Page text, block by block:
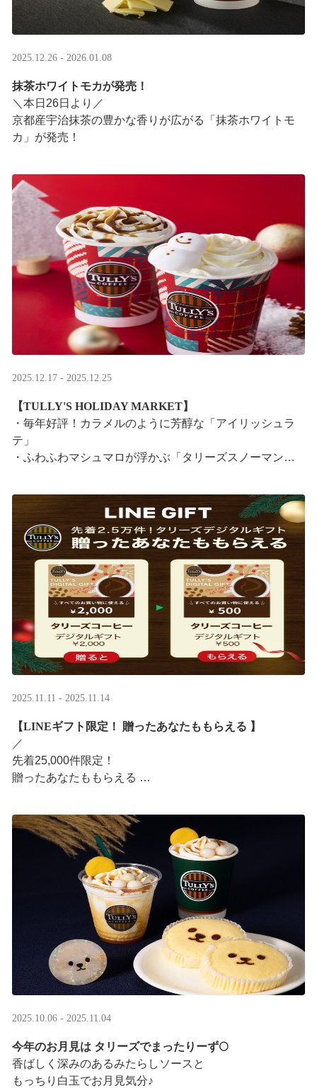
2025.12.26 - 2026.01.08
抹茶ホワイトモカが発売！
＼本日26日より／
京都産宇治抹茶の豊かな香りが広がる「抹茶ホワイトモ
カ」が発売！
2025.12.17 - 2025.12.25
【TULLY'S HOLIDAY MARKET】
・毎年好評！カラメルのように芳醇な「アイリッシュラ
テ」
・ふわふわマシュマロが浮かぶ「タリーズスノーマンラ
特別なドリンクと一緒に、クリスマス気分をお楽しみく
ださい。
2025.11.11 - 2025.11.14
【LINEギフト限定！ 贈ったあなたももらえる ​】
／ ​
先着25,000件限定！​
贈ったあなたももらえる ​
LINEギフト限定！ タリーズデジタルギフト2,000円分を
贈ると、自分も500円分のデジタルギフトがもらえるキャ
ンペーンがス ···
2025.10.06 - 2025.11.04
今年のお月見は タリーズでまったりーず🌕
香ばしく深みのあるみたらしソースと
もっちり白玉でお月見気分♪